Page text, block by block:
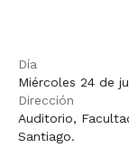
Día
Miércoles 24 de
Dirección
Auditorio,
Santiago.